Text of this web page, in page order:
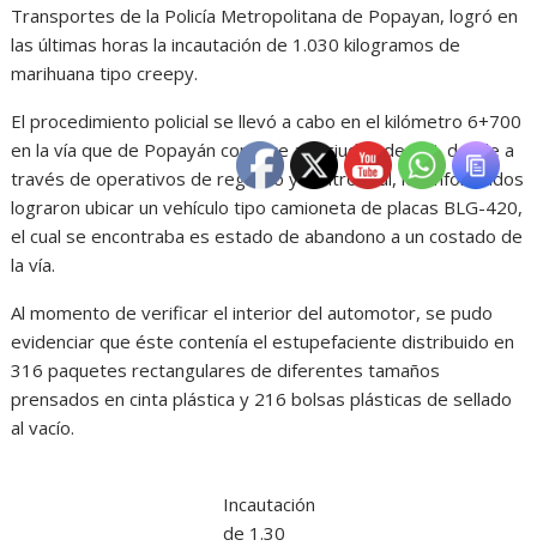
Transportes de la Policía Metropolitana de Popayan, logró en
las últimas horas la incautación de 1.030 kilogramos de
marihuana tipo creepy.
El procedimiento policial se llevó a cabo en el kilómetro 6+700
en la vía que de Popayán conduce a la ciudad de Cali, donde a
través de operativos de registro y control vial, los informados
lograron ubicar un vehículo tipo camioneta de placas BLG-420,
el cual se encontraba es estado de abandono a un costado de
la vía.
Al momento de verificar el interior del automotor, se pudo
evidenciar que éste contenía el estupefaciente distribuido en
316 paquetes rectangulares de diferentes tamaños
prensados en cinta plástica y 216 bolsas plásticas de sellado
al vacío.
Incautación
de 1.30